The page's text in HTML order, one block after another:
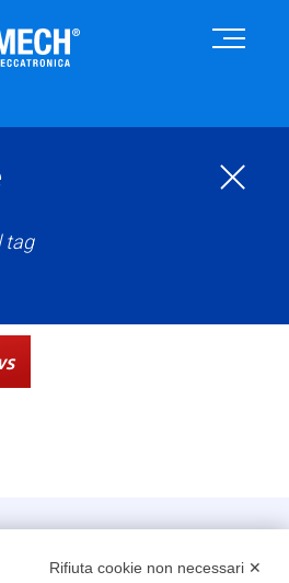
tagComunicato Stampa
district
Rifiuta cookie non necessari ✕